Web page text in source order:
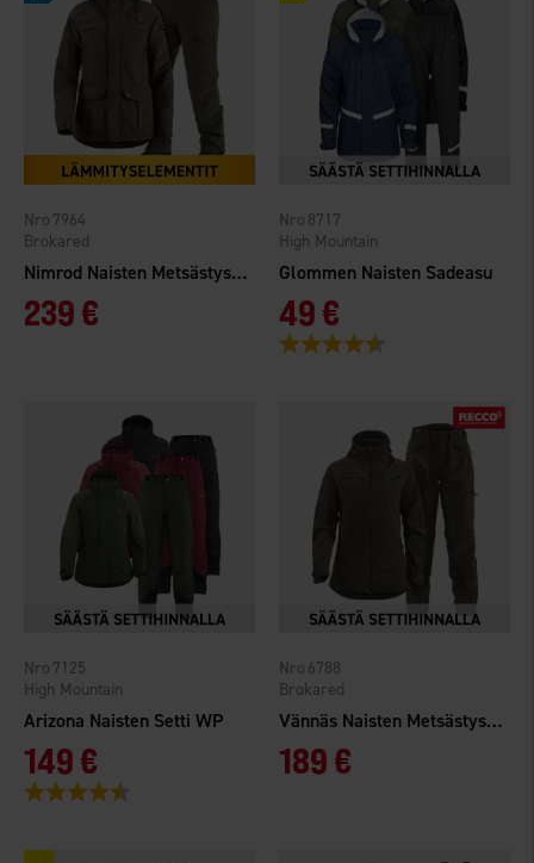
Nimrod Naisten Metsästyspuku Heat
Brokared
7964
239 €
Glommen Naisten Sadeasu
High Mountain
8717
49 €
Arvio:
Arizona Naisten Setti WP
High Mountain
7125
149 €
Arvio:
Vännäs Naisten Metsästyspuku
Brokared
6788
189 €